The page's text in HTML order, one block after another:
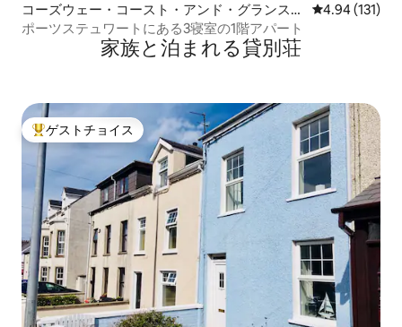
コーズウェー・コースト・アンド・グランスの
コンドミニアム
レビュー131
4.94 (131)
ポーツステュワートにある3寝室の1階アパート
家族と泊まれる貸別荘
大好評のゲストチョイスです。
ゲストチョイス